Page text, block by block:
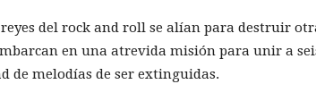
del rock and roll se alían para destruir
en una atrevida misión para unir a
de melodías de ser extinguidas.